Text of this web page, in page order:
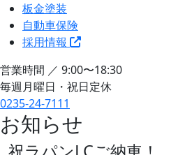
板金塗装
自動車保険
採用情報
営業時間 ／ 9:00〜18:30
毎週月曜日・祝日定休
0235-24-7111
お知らせ